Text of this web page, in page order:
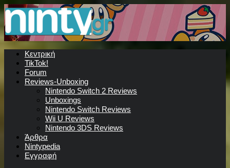
Κεντρική
TikTok!
Forum
Reviews-Unboxing
Nintendo Switch 2 Reviews
Unboxings
Nintendo Switch Reviews
Wii U Reviews
Nintendo 3DS Reviews
Άρθρα
Nintypedia
Εγγραφή